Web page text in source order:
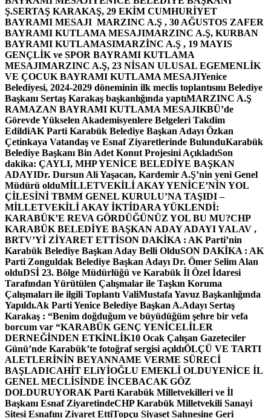
Ş.SERTAŞ KARAKAŞ, 29 EKİM CUMHURİYET
BAYRAMI MESAJI MARZINC A.Ş , 30 AĞUSTOS ZAFER
BAYRAMI KUTLAMA MESAJIMARZINC A.Ş, KURBAN
BAYRAMI KUTLAMASIMARZİNC A.Ş , 19 MAYIS
GENÇLİK ve SPOR BAYRAMI KUTLAMA
MESAJIMARZINC A.Ş, 23 NİSAN ULUSAL EGEMENLİK
VE ÇOCUK BAYRAMI KUTLAMA MESAJIYenice
Belediyesi, 2024-2029 döneminin ilk meclis toplantısını Belediye
Başkanı Sertaş Karakaş başkanlığında yaptıMARZINC A.Ş
RAMAZAN BAYRAMI KUTLAMA MESAJIKBÜ’de
Görevde Yükselen Akademisyenlere Belgeleri Takdim
EdildiAK Parti Karabük Belediye Başkan Adayı Özkan
Çetinkaya Vatandaş ve Esnaf Ziyaretlerinde BulunduKarabük
Belediye Başkanı Bin Adet Konut Projesini AçıkladıSon
dakika: ÇAYLI, MHP YENİCE BELEDİYE BAŞKAN
ADAYIDr. Dursun Ali Yaşacan, Kardemir A.Ş’nin yeni Genel
Müdürü olduMİLLETVEKİLİ AKAY YENİCE’NİN YOL
ÇİLESİNİ TBMM GENEL KURULU’NA TAŞIDI –
MİLLETVEKİLİ AKAY İKTİDARA YÜKLENDİ:
KARABÜK’E REVA GÖRDÜĞÜNÜZ YOL BU MU?CHP
KARABÜK BELEDİYE BAŞKAN ADAY ADAYI YALAV ,
BRTV’Yİ ZİYARET ETTİSON DAKİKA : AK Parti’nin
Karabük Belediye Başkan Aday Belli OlduSON DAKİKA : AK
Parti Zonguldak Belediye Başkan Adayı Dr. Ömer Selim Alan
olduDSİ 23. Bölge Müdürlüğü ve Karabük İl Özel İdaresi
Tarafından Yürütülen Çalışmalar ile Taşkın Koruma
Çalışmaları ile ilgili Toplantı ValiMustafa Yavuz Başkanlığında
Yapıldı.Ak Parti Yenice Belediye Başkan A.Adayı Sertaş
Karakaş : “Benim doğduğum ve büyüdüğüm şehre bir vefa
borcum var “KARABÜK GENÇ YENİCELİLER
DERNEĞİNDEN ETKİNLİK10 Ocak Çalışan Gazeteciler
Günü’nde Karabük’te fotoğraf sergisi açıldıÖLÇÜ VE TARTI
ALETLERİNİN BEYANNAME VERME SÜRECİ
BAŞLADICAHİT ELiYİOĞLU EMEKLİ OLDUYENİCE İL
GENEL MECLİSİNDE İNCEBACAK GÖZ
DOLDURUYORAK Parti Karabük Milletvekilleri ve İl
Başkanı Esnaf ZiyaretindeCHP Karabük Milletvekili Sanayi
Sitesi Esnafını Ziyaret EttiTopçu Siyaset Sahnesine Geri